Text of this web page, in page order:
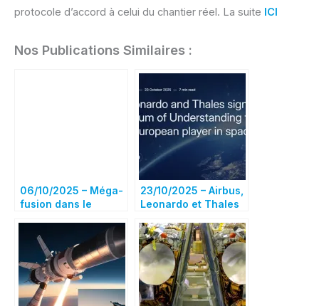
protocole d’accord à celui du chantier réel. La suite ICI
Nos Publications Similaires :
06/10/2025 – Méga-
fusion dans le
Airbus, Leonardo et
Thales
23/10/2025 – Airbus,
Leonardo et Thales
protocole d’accord
visant à rapprocher
leurs activités
spatiales